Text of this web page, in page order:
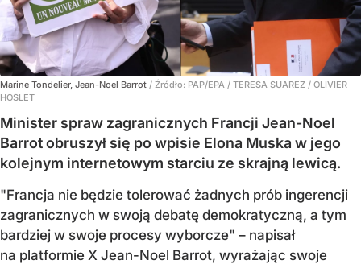
Marine Tondelier, Jean-Noel Barrot / Źródło: PAP/EPA / TERESA SUAREZ / OLIVIER
HOSLET
Minister spraw zagranicznych Francji Jean-Noel
Barrot obruszył się po wpisie Elona Muska w jego
kolejnym internetowym starciu ze skrajną lewicą.
"Francja nie będzie tolerować żadnych prób ingerencji
zagranicznych w swoją debatę demokratyczną, a tym
bardziej w swoje procesy wyborcze" – napisał
na platformie X Jean-Noel Barrot, wyrażając swoje